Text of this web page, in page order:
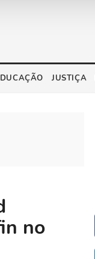
JUSTIÇA
no